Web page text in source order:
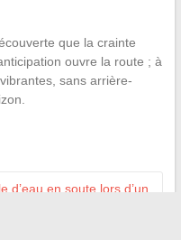
que la crainte
ouvre la route ; à
sans arrière-
d’eau en soute lors d’un